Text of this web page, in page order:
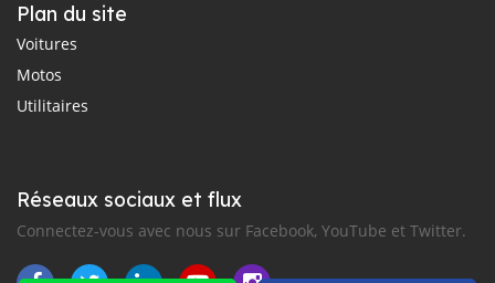
Plan du site
Voitures
Motos
Utilitaires
Réseaux sociaux et flux
Connectez-vous avec nous sur Facebook, YouTube et Twitter.